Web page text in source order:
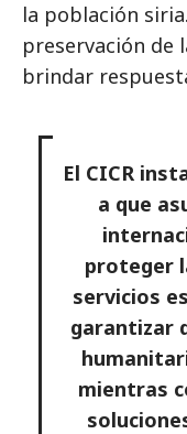
la población
preservación de
brindar
El CICR
a que
proteger
servicios
garantizar
mientras